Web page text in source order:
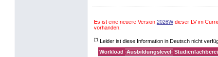
Es ist eine neuere Version 2026Wdieser LV im
vorhanden.
(*) Leider ist diese Information in Deutsch nicht
Workload Ausbildungslevel